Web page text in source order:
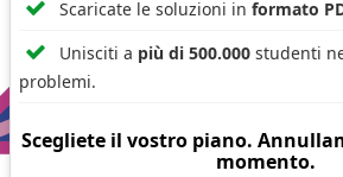
 Scaricate le soluzioni in formato
 Unisciti a più di 500.000studenti
problemi.
Scegliete il vostro piano.
momento.